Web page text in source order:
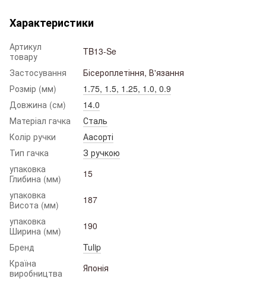
Характеристики
Артикул
товару
TB13-Se
Застосування
Бісероплетіння, В'язання
Розмір (мм)
1.75, 1.5, 1.25, 1.0, 0.9
Довжина (см)
14.0
Матеріал гачка
Сталь
Колір ручки
Аасорті
Тип гачка
З ручкою
упаковка
Глибина (мм)
15
упаковка
Висота (мм)
187
упаковка
Ширина (мм)
190
Бренд
Tulip
Країна
виробництва
Японія